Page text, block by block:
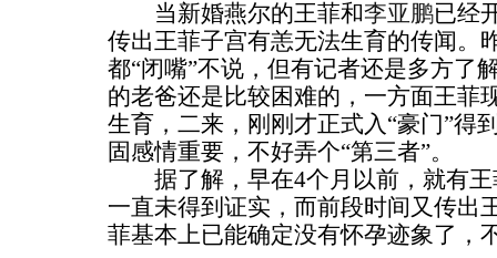
当新婚燕尔的王菲和李亚鹏已经
传出王菲子宫有恙无法生育的传闻。
都“闭嘴”不说，但有记者还是多方了
的老爸还是比较困难的，一方面王菲
生育，二来，刚刚才正式入“豪门”得
固感情重要，不好弄个“第三者”。
据了解，早在4个月以前，就有王
一直未得到证实，而前段时间又传出
菲基本上已能确定没有怀孕迹象了，